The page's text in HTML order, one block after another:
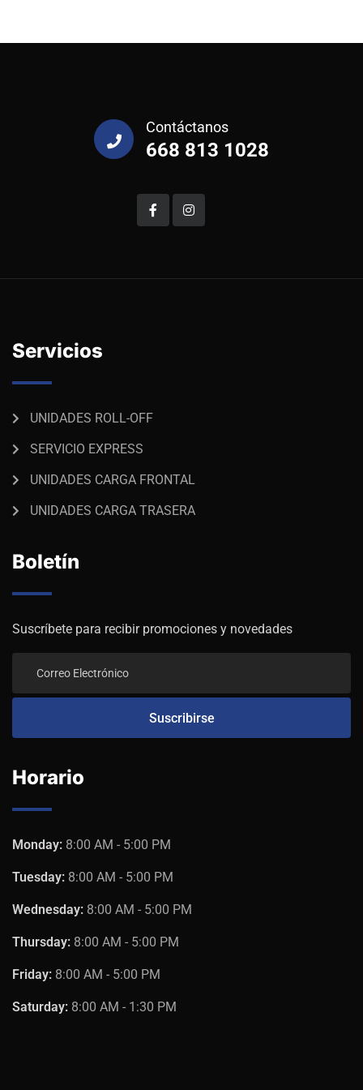
Contáctanos
668 813 1028
Servicios
UNIDADES ROLL-OFF
SERVICIO EXPRESS
UNIDADES CARGA FRONTAL
UNIDADES CARGA TRASERA
Boletín
Suscríbete para recibir promociones y novedades
Horario
Monday: 8:00 AM - 5:00 PM
Tuesday: 8:00 AM - 5:00 PM
Wednesday: 8:00 AM - 5:00 PM
Thursday: 8:00 AM - 5:00 PM
Friday: 8:00 AM - 5:00 PM
Saturday: 8:00 AM - 1:30 PM